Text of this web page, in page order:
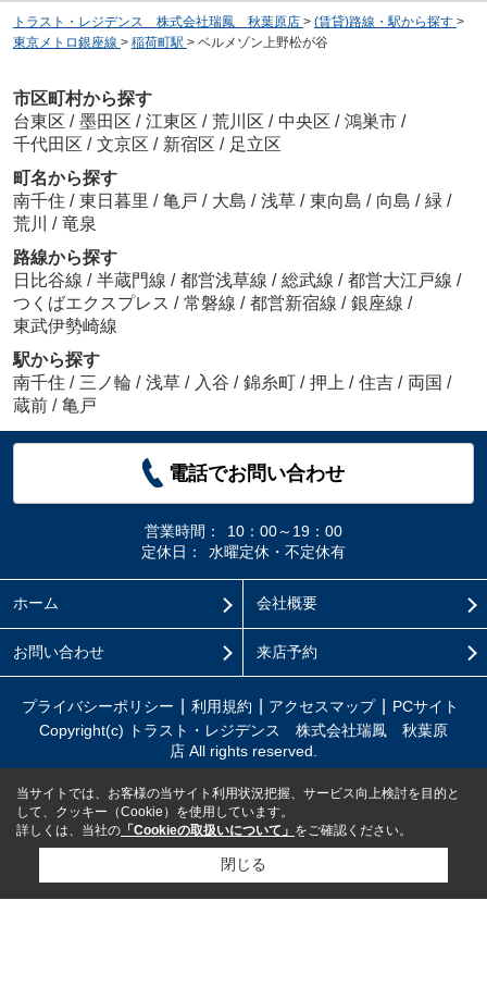
トラスト・レジデンス 株式会社瑞鳳 秋葉原店 > (賃貸)路線・駅から探す >
東京メトロ銀座線 > 稲荷町駅 > ベルメゾン上野松が谷
市区町村から探す
台東区 / 墨田区 / 江東区 / 荒川区 / 中央区 / 鴻巣市 /
千代田区 / 文京区 / 新宿区 / 足立区
町名から探す
南千住 / 東日暮里 / 亀戸 / 大島 / 浅草 / 東向島 / 向島 / 緑 /
荒川 / 竜泉
路線から探す
日比谷線 / 半蔵門線 / 都営浅草線 / 総武線 / 都営大江戸線 /
つくばエクスプレス / 常磐線 / 都営新宿線 / 銀座線 /
東武伊勢崎線
駅から探す
南千住 / 三ノ輪 / 浅草 / 入谷 / 錦糸町 / 押上 / 住吉 / 両国 /
蔵前 / 亀戸
電話でお問い合わせ
営業時間：
10：00～19：00
定休日：
水曜定休・不定休有
ホーム 会社概要
お問い合わせ 来店予約
プライバシーポリシー 利用規約 アクセスマップ
PCサイト
Copyright(c) トラスト・レジデンス 株式会社瑞鳳 秋葉原
店 All rights reserved.
当サイトでは、お客様の当サイト利用状況把握、サービス向上検討を目的と
して、クッキー（Cookie）を使用しています。
詳しくは、当社の 「Cookieの取扱いについて」 をご確認ください。
閉じる